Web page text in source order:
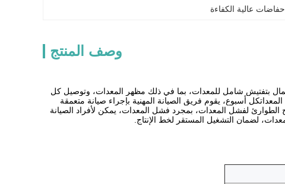
عالية الكفاءة
وصف المنتج
بتفتيش شامل للمعدات، بما في ذلك مظهر المعدات، وتوصيل كل
أسبوع، يقوم فريق الصيانة المهنية بإجراء صيانة متعمقة
الطوارئ لفشل المعدات، بمجرد فشل المعدات، يمكن لأفراد الصيانة